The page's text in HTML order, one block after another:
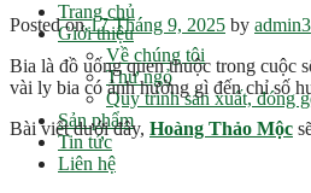
Trang chủ
Giới thiệu
Về chúng tôi
Thư ngỏ
Quy trình sản xuất, đóng
Sản phẩm
Tin tức
Liên hệ
Posted on17 Tháng 9, 2025 by admin3
Bia là đồ uống quen thuộc trong cuộc
vài ly bia có ảnh hưởng gì đến chỉ số
Bài viết dưới đây, Hoàng Thảo Mộc